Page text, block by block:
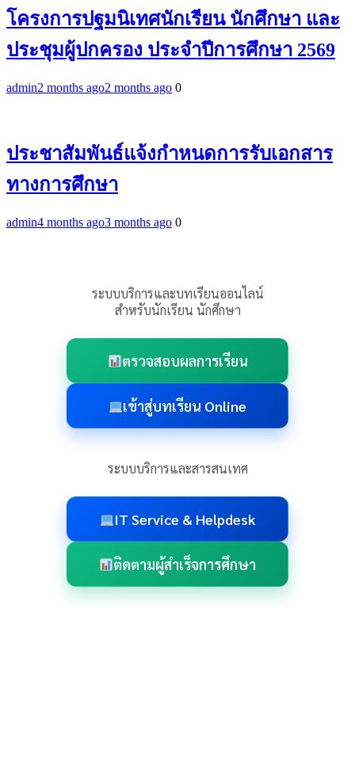
โครงการปฐมนิเทศนักเรียน นักศึกษา และ
ประชุมผู้ปกครอง ประจำปีการศึกษา 2569
admin2 months ago2 months ago 0
ประชาสัมพันธ์แจ้งกำหนดการรับเอกสาร
ทางการศึกษา
admin4 months ago3 months ago 0
ระบบบริการและบทเรียนออนไลน์
สำหรับนักเรียน นักศึกษา
ตรวจสอบผลการเรียน
เข้าสู่บทเรียน Online
ระบบบริการและสารสนเทศ
IT Service & Helpdesk
ติดตามผู้สำเร็จการศึกษา